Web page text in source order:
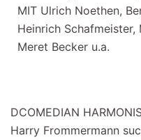
MIT Ulrich Noethen,
Heinrich Schafmeister,
Meret Becker u.a.
DCOMEDIAN
Harry Frommermann